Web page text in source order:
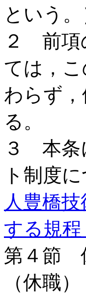
という
２ 前項
ては，
わらず
る。
３ 本条
ト制度
人豊橋
する規
第４節
（休職）